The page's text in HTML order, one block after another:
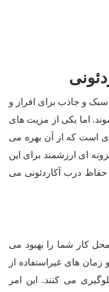
سبک و جاذب برای افراز و
اما یکی از مزیت های
ای است که از آن بهره می
ای ارزشمند برای این
درب آکاردئونی می
کار شما را بهبود می
های غیراستفاده از
می کنند. این امر